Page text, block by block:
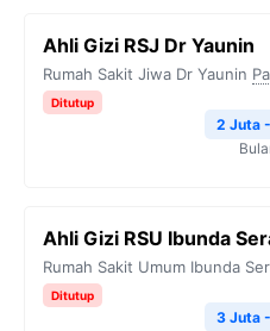
Ahli Gizi RSJ Dr Yaunin
Rumah Sakit Jiwa Dr Yaunin
Ditutup
2 Juta
Ahli Gizi RSU Ibunda
Rumah Sakit Umum Ibunda
Ditutup
3 Juta